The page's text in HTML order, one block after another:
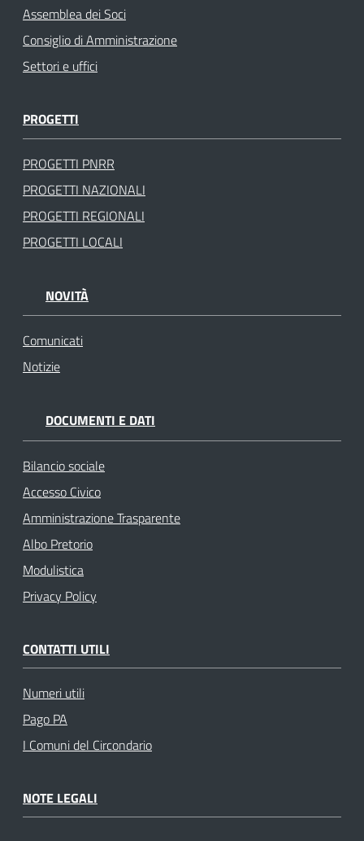
Assemblea dei Soci
Consiglio di Amministrazione
Settori e uffici
PROGETTI
PROGETTI PNRR
PROGETTI NAZIONALI
PROGETTI REGIONALI
PROGETTI LOCALI
NOVITÀ
Comunicati
Notizie
DOCUMENTI E DATI
Bilancio sociale
Accesso Civico
Amministrazione Trasparente
Albo Pretorio
Modulistica
Privacy Policy
CONTATTI UTILI
Numeri utili
Pago PA
I Comuni del Circondario
NOTE LEGALI